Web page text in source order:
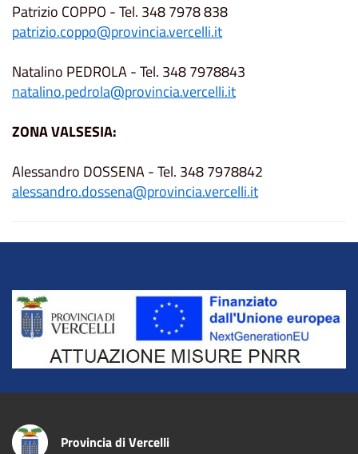
Patrizio COPPO - Tel. 348 7978 838
patrizio.coppo@provincia.vercelli.it
Natalino PEDROLA - Tel. 348 7978843
natalino.pedrola@provincia.vercelli.it
ZONA VALSESIA:
Alessandro DOSSENA - Tel. 348 7978842
alessandro.dossena@provincia.vercelli.it
Title
Provincia di Vercelli